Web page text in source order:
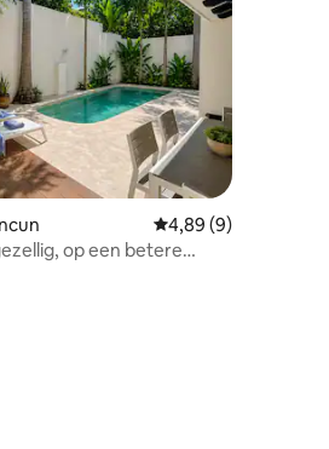
4,91 uit 5, 32 recensies
Gemiddelde
4,89 (9)
op een betere